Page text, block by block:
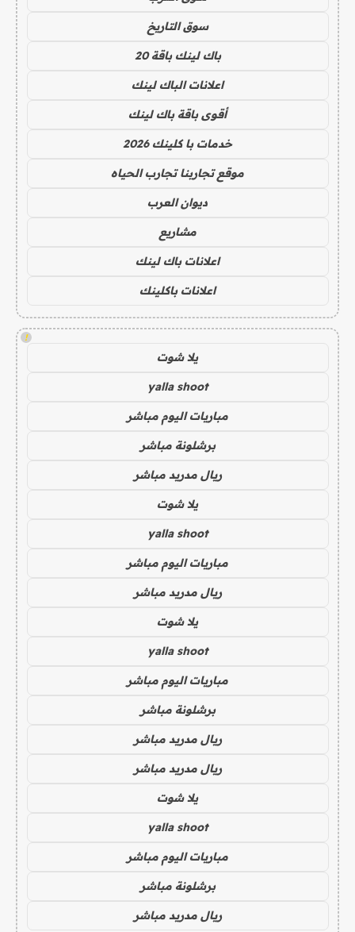
سوق التاريخ
باك لينك باقة 20
اعلانات الباك لينك
أقوى باقة باك لينك
خدمات با كلينك 2026
موقع تجاربنا تجارب الحياه
ديوان العرب
مشاريع
اعلانات باك لينك
اعلانات باكلينك
!
يلا شوت
yalla shoot
مباريات اليوم مباشر
برشلونة مباشر
ريال مدريد مباشر
يلا شوت
yalla shoot
مباريات اليوم مباشر
ريال مدريد مباشر
يلا شوت
yalla shoot
مباريات اليوم مباشر
برشلونة مباشر
ريال مدريد مباشر
ريال مدريد مباشر
يلا شوت
yalla shoot
مباريات اليوم مباشر
برشلونة مباشر
ريال مدريد مباشر